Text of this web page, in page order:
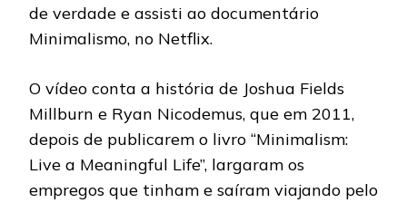
de verdade e assisti ao documentário
Minimalismo, no Netflix.
O vídeo conta a história de Joshua Fields
Millburn e Ryan Nicodemus, que em 2011,
depois de publicarem o livro “Minimalism:
Live a Meaningful Life”, largaram os
empregos que tinham e saíram viajando pelo